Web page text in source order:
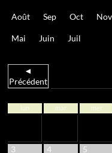
Août Sep Oct Nov
Mai Juin Juil
◄
Précédent
lun mar mer
3 4 5